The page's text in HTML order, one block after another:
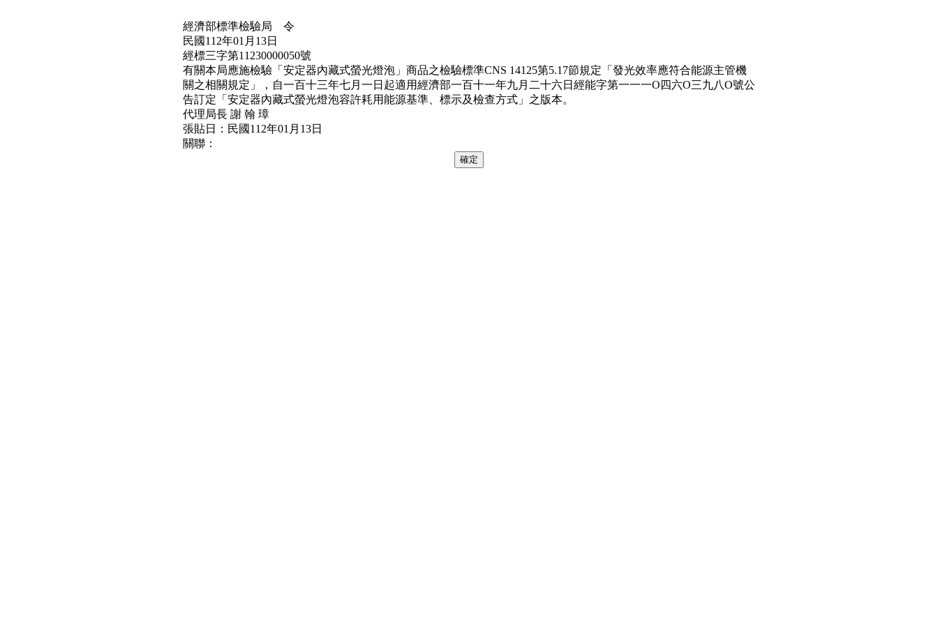
經濟部標準檢驗局 令
民國112年01月13日
經標三字第11230000050號
有關本局應施檢驗「安定器內藏式螢光燈泡」商品之檢驗標準CNS 14125第5.17節規定「發光效率應符合能源主管機
關之相關規定」，自一百十三年七月一日起適用經濟部一百十一年九月二十六日經能字第一一一O四六O三九八O號公
告訂定「安定器內藏式螢光燈泡容許耗用能源基準、標示及檢查方式」之版本。
代理局長 謝 翰 璋
張貼日：民國112年01月13日
關聯：